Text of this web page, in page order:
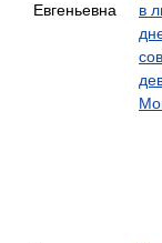
Евгеньевна
в